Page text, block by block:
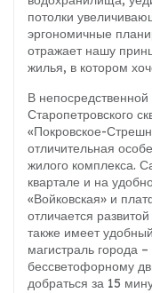
потолки
эргономичные
отражает нашу
жилья, в котором
В непосредственной
Старопетровского
«Покровское-
отличительная
жилого комплекса.
квартале и на
«Войковская» и
отличается
также имеет
магистраль города
бессветофорному
добраться за 15